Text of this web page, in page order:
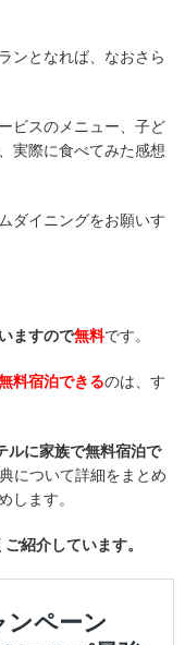
ンとなれば、なおさら
ビスのメニュー、子ど
実際に食べてみた感想
ダイニングをお願いす
ますので無料です。
料宿泊できるのは、す
ルに家族で無料宿泊で
について詳細をまとめ
します。
紹介しています。